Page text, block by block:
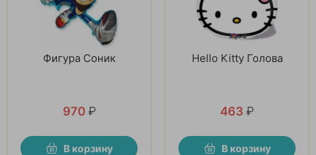
Фигура Соник
970 ₽
В корзину
Hello Kitty Голова
463 ₽
В корзину